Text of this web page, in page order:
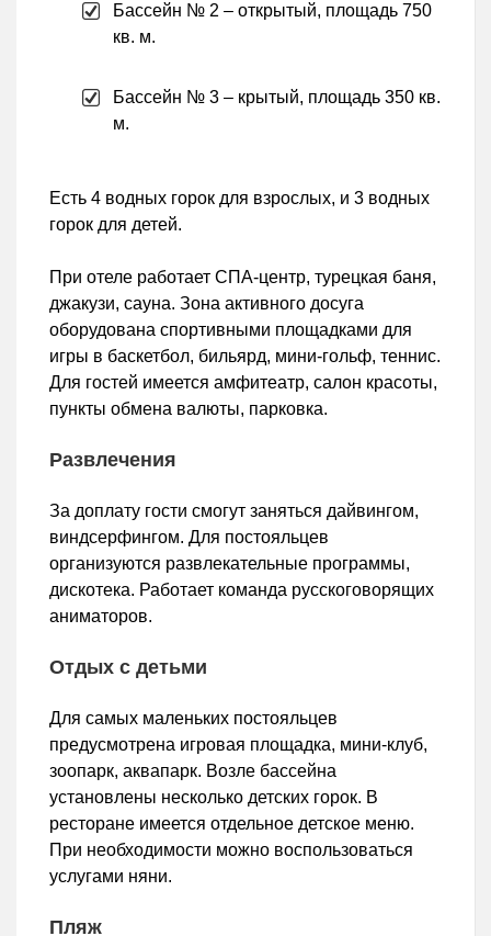
Бассейн № 2 – открытый, площадь 750
кв. м.
Бассейн № 3 – крытый, площадь 350 кв.
м.
Есть 4 водных горок для взрослых, и 3 водных
горок для детей.
При отеле работает СПА-центр, турецкая баня,
джакузи, сауна. Зона активного досуга
оборудована спортивными площадками для
игры в баскетбол, бильярд, мини-гольф, теннис.
Для гостей имеется амфитеатр, салон красоты,
пункты обмена валюты, парковка.
Развлечения
За доплату гости смогут заняться дайвингом,
виндсерфингом. Для постояльцев
организуются развлекательные программы,
дискотека. Работает команда русскоговорящих
аниматоров.
Отдых с детьми
Для самых маленьких постояльцев
предусмотрена игровая площадка, мини-клуб,
зоопарк, аквапарк. Возле бассейна
установлены несколько детских горок. В
ресторане имеется отдельное детское меню.
При необходимости можно воспользоваться
услугами няни.
Пляж